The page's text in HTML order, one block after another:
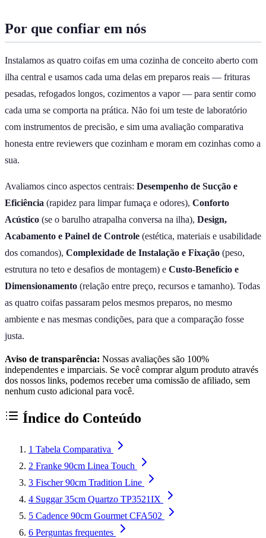
Por que confiar em nós
Instalamos as quatro coifas em uma cozinha de conceito aberto com
ilha central e usamos cada uma delas em preparos reais — frituras
pesadas, refogados longos, cozimentos a vapor — para sentir como
cada uma se comporta na prática. Não foi um teste de laboratório
com instrumentos de precisão, e sim uma avaliação comparativa
honesta entre reviewers que cozinham e moram em cozinhas como a
sua.
Avaliamos cinco aspectos centrais: Desempenho de Sucção e
Eficiência (rapidez para limpar fumaça e odores), Conforto
Acústico (se o barulho atrapalha conversa na ilha), Design,
Acabamento e Painel de Controle (estética, materiais e usabilidade
dos comandos), Complexidade de Instalação e Fixação (peso,
estrutura no teto e desafios de montagem) e Custo-Benefício e
Dimensionamento (relação entre preço, recursos e tamanho). Todas
as quatro coifas passaram pelos mesmos preparos, no mesmo
ambiente e nas mesmas condições, para que a comparação fosse
justa.
Aviso de transparência: Nossas avaliações são 100%
independentes e imparciais. Se você comprar algum produto através
dos nossos links, podemos receber uma comissão de afiliado, sem
nenhum custo adicional para você.
Índice do Conteúdo
1 Tabela Comparativa
2 Franke 90cm Linea Touch
3 Fischer 90cm Tradition Line
4 Suggar 35cm Quartzo TP3521IX
5 Cadence 90cm Gourmet CFA502
6 Perguntas frequentes